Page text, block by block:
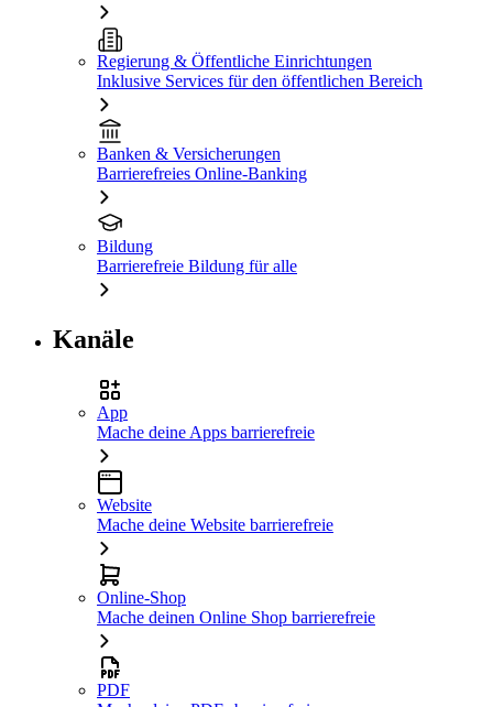
Regierung & Öffentliche Einrichtungen
Inklusive Services für den öffentlichen Bereich
Banken & Versicherungen
Barrierefreies Online-Banking
Bildung
Barrierefreie Bildung für alle
Kanäle
App
Mache deine Apps barrierefreie
Website
Mache deine Website barrierefreie
Online-Shop
Mache deinen Online Shop barrierefreie
PDF